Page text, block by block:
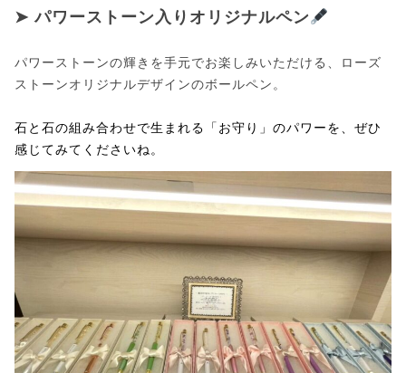
➤ パワーストーン入りオリジナルペン
パワーストーンの輝きを手元でお楽しみいただける、ローズ
ストーンオリジナルデザインのボールペン。
石と石の組み合わせで生まれる「お守り」のパワーを、ぜひ
感じてみてくださいね。